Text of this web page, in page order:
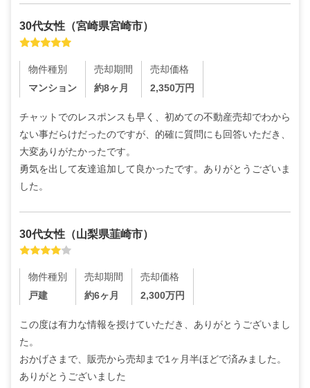
30代女性 （宮崎県宮崎市）
物件種別
マンション
売却期間
約8ヶ月
売却価格
2,350万円
チャットでのレスポンスも早く、初めての不動産売却でわから
ない事だらけだったのですが、的確に質問にも回答いただき、
大変ありがたかったです。
勇気を出して友達追加して良かったです。ありがとうございま
した。
30代女性 （山梨県韮崎市）
物件種別
戸建
売却期間
約6ヶ月
売却価格
2,300万円
この度は有力な情報を授けていただき、ありがとうございまし
た。
おかげさまで、販売から売却まで1ヶ月半ほどで済みました。
ありがとうございました